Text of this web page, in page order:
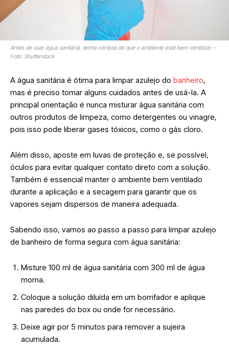
Antes de usar água sanitária, tenha certeza de que o ambiente está bem ventilado –
Foto: Shutterstock
A água sanitária é ótima para limpar azulejo do banheiro,
mas é preciso tomar alguns cuidados antes de usá-la. A
principal orientação é nunca misturar água sanitária com
outros produtos de limpeza, como detergentes ou vinagre,
pois isso pode liberar gases tóxicos, como o gás cloro.
Além disso, aposte em luvas de proteção e, se possível,
óculos para evitar qualquer contato direto com a solução.
Também é essencial manter o ambiente bem ventilado
durante a aplicação e a secagem para garantir que os
vapores sejam dispersos de maneira adequada.
Sabendo isso, vamos ao passo a passo para limpar azulejo
de banheiro de forma segura com água sanitária:
Misture 100 ml de água sanitária com 300 ml de água
morna.
Coloque a solução diluída em um borrifador e aplique
nas paredes do box ou onde for necessário.
Deixe agir por 5 minutos para remover a sujeira
acumulada.